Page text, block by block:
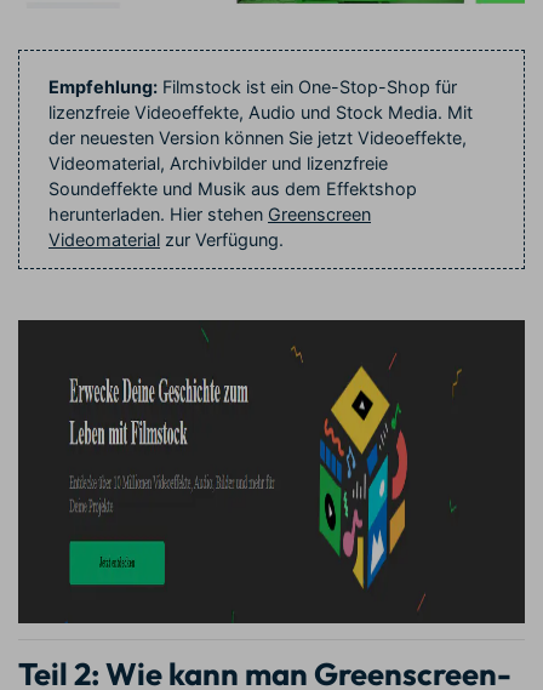
Empfehlung: Filmstock ist ein One-Stop-Shop für
lizenzfreie Videoeffekte, Audio und Stock Media. Mit
der neuesten Version können Sie jetzt Videoeffekte,
Videomaterial, Archivbilder und lizenzfreie
Soundeffekte und Musik aus dem Effektshop
herunterladen. Hier stehen Greenscreen
Videomaterial zur Verfügung.
Teil 2: Wie kann man Greenscreen-